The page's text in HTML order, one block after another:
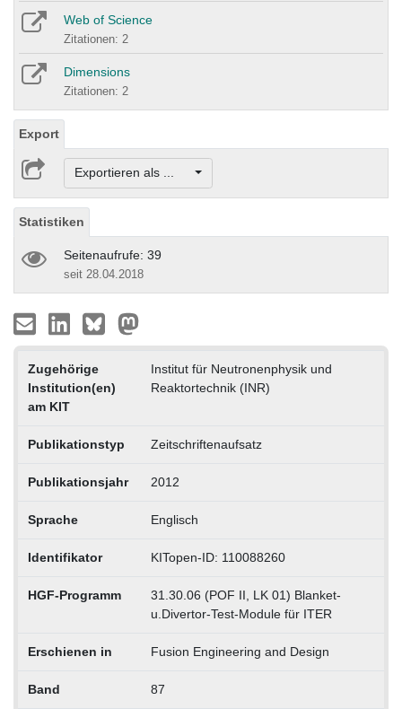
Web of Science
Zitationen: 2
Dimensions
Zitationen: 2
Export
Exportieren als ...
Statistiken
Seitenaufrufe: 39
seit 28.04.2018
Zugehörige
Institution(en)
am KIT
Institut für Neutronenphysik und
Reaktortechnik (INR)
Publikationstyp Zeitschriftenaufsatz
Publikationsjahr 2012
Sprache Englisch
Identifikator KITopen-ID: 110088260
HGF-Programm
31.30.06 (POF II, LK 01) Blanket-
u.Divertor-Test-Module für ITER
Erschienen in Fusion Engineering and Design
Band 87